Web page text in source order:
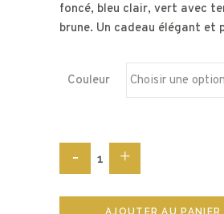
foncé, bleu clair, vert avec
brune. Un cadeau élégant et
Couleur
Les